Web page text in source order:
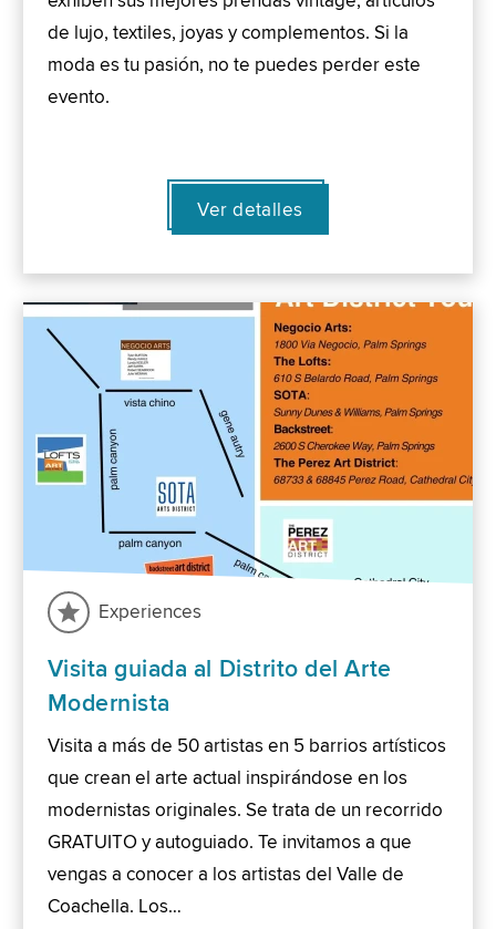
de lujo, textiles, joyas y complementos. Si la
moda es tu pasión, no te puedes perder este
evento.
Ver detalles
Experiences
Visita guiada al Distrito del Arte
Modernista
Visita a más de 50 artistas en 5 barrios artísticos
que crean el arte actual inspirándose en los
modernistas originales. Se trata de un recorrido
GRATUITO y autoguiado. Te invitamos a que
vengas a conocer a los artistas del Valle de
Coachella. Los…